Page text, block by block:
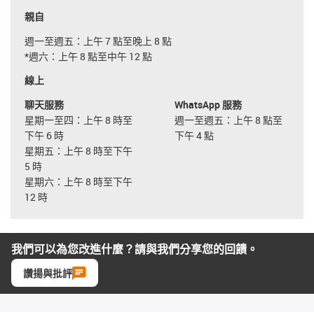
親自
週一至週五：上午 7 點至晚上 8 點
*週六：上午 8 點至中午 12 點
線上
聊天服務
星期一至四：上午 8 時至
下午 6 時
星期五：上午 8 時至下午
5 時
星期六：上午 8 時至下午
12 時
WhatsApp 服務
週一至週五：上午 8 點至
下午 4 點
我們可以為您改進什麼？請與我們分享您的回饋。
讚揚與批評